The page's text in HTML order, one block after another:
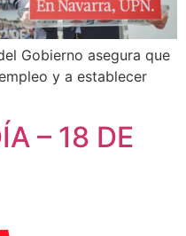
Gobierno asegura que
y a establecer
– 18 DE